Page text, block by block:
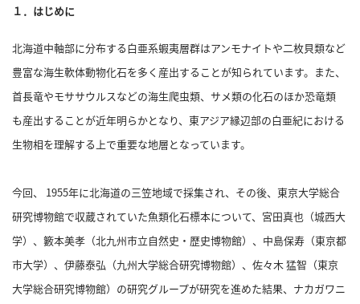
究
者
探
へ
esse-
sense
は
推
薦
１．はじめに
北海道中軸部に分布する白亜系蝦夷層群はアンモナイトや二枚貝類など
豊富な海生軟体動物化石を多く産出することが知られています。 また、
首長竜やモササウルスなどの海生爬虫類、サメ類の化石のほか恐竜類
も産出することが近年明らかとなり、東アジア縁辺部の白亜紀における
生物相を理解する上で重要な地層となっています。
今回、 1955年に北海道の三笠地域で採集され、その後、東京大学総合
研究博物館で収蔵されていた魚類化石標本について、宮田真也（城西大
学）、籔本美孝（北九州市立自然史・歴史博物館）、中島保寿（東京都
市大学）、伊藤泰弘（九州大学総合研究博物館）、佐々木 猛智（東京
大学総合研究博物館）の研究グループが研究を進めた結果、ナカガワニ